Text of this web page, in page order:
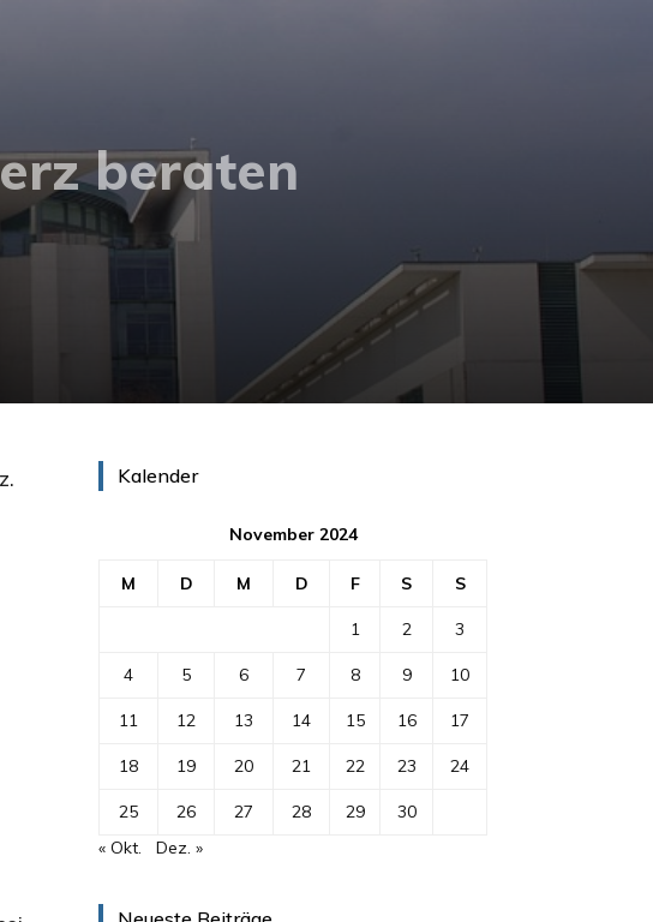
beraten
Kalender
November 2024
M D M D F S S
1 2 3
4 5 6 7 8 9 10
11 12 13 14 15 16 17
18 19 20 21 22 23 24
25 26 27 28 29
30
« Okt.
Dez. »